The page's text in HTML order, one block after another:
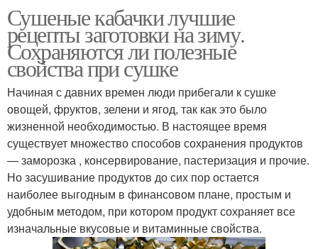
Сушеные кабачки лучшие
рецепты заготовки на зиму.
Сохраняются ли полезные
свойства при сушке
Начиная с давних времен люди прибегали к сушке
овощей, фруктов, зелени и ягод, так как это было
жизненной необходимостью. В настоящее время
существует множество способов сохранения продуктов
— заморозка , консервирование, пастеризация и прочие.
Но засушивание продуктов до сих пор остается
наиболее выгодным в финансовом плане, простым и
удобным методом, при котором продукт сохраняет все
изначальные вкусовые и витаминные свойства.